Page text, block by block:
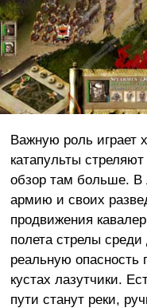
Важную роль играет
катапульты
обзор там больше. В
армию и своих
продвижения
полета стрелы
реальную
кустах лазутчики.
пути станут реки,